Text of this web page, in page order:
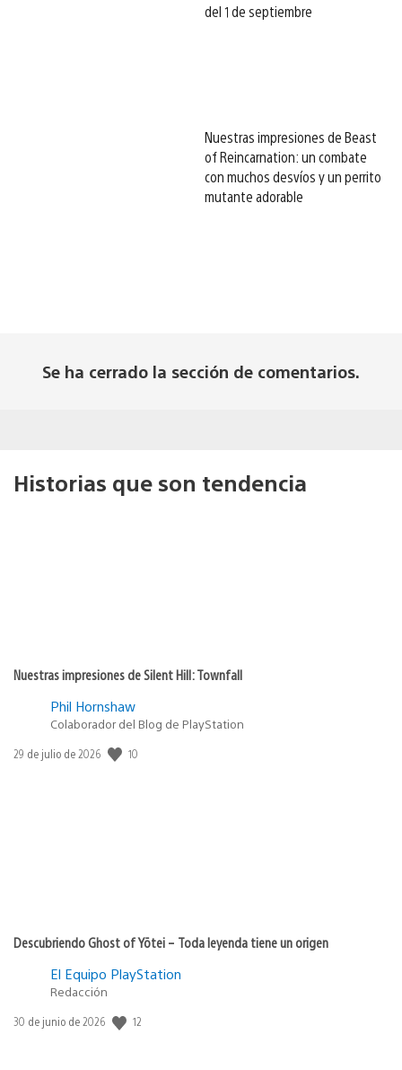
del 1 de septiembre
Nuestras impresiones de Beast
of Reincarnation: un combate
con muchos desvíos y un perrito
mutante adorable
Se ha cerrado la sección de comentarios.
Historias que son tendencia
Nuestras impresiones de Silent Hill: Townfall
Phil Hornshaw
Colaborador del Blog de PlayStation
Fecha
29 de julio de 2026 10
Descubriendo Ghost of Yōtei – Toda leyenda tiene un origen
El Equipo PlayStation
Redacción
Fecha
30 de junio de 2026 12